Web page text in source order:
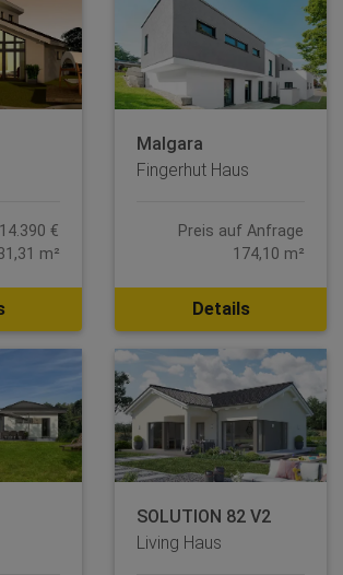
€
m²
Malgara
Fingerhut Haus
Preis auf Anfrage
174,10 m²
Details
SOLUTION 82 V2
Living Haus